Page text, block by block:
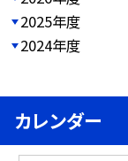
2025年度
2024年度
カレンダー